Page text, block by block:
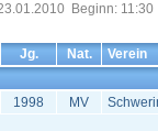
Beginn: 11:30
Jg. Nat. Verein
1998 MV